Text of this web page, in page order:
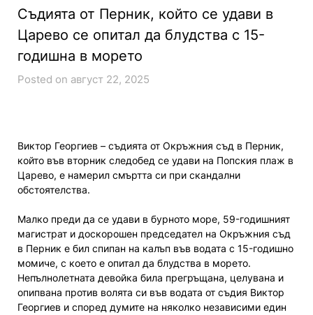
Съдията от Перник, който се удави в
Царево се опитал да блудства с 15-
годишна в морето
Posted on август 22, 2025
Виктор Георгиев – съдията от Окръжния съд в Перник,
който във вторник следобед се удави на Попския плаж в
Царево, е намерил смъртта си при скандални
обстоятелства.
Малко преди да се удави в бурното море, 59-годишният
магистрат и доскорошен председател на Окръжния съд
в Перник е бил спипан на калъп във водата с 15-годишно
момиче, с което е опитал да блудства в морето.
Непълнолетната девойка била прегръщана, целувана и
опипвана против волята си във водата от съдия Виктор
Георгиев и според думите на няколко независими един